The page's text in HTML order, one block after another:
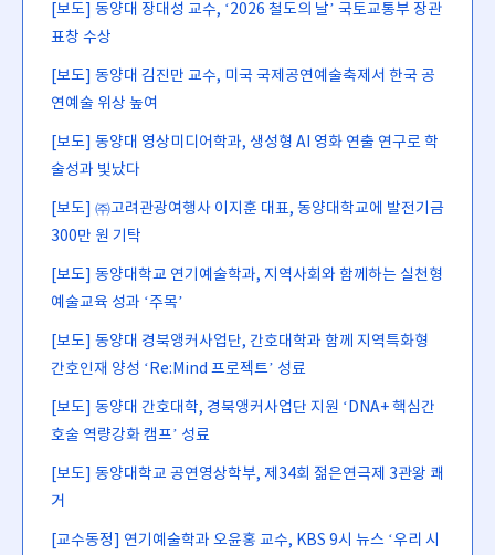
[보도] 동양대 장대성 교수, ‘2026 철도의 날’ 국토교통부 장관
표창 수상
[보도] 동양대 김진만 교수, 미국 국제공연예술축제서 한국 공
연예술 위상 높여
[보도] 동양대 영상미디어학과, 생성형 AI 영화 연출 연구로 학
술성과 빛났다
[보도] ㈜고려관광여행사 이지훈 대표, 동양대학교에 발전기금
300만 원 기탁
[보도] 동양대학교 연기예술학과, 지역사회와 함께하는 실천형
예술교육 성과 ‘주목’
[보도] 동양대 경북앵커사업단, 간호대학과 함께 지역특화형
간호인재 양성 ‘Re:Mind 프로젝트’ 성료
[보도] 동양대 간호대학, 경북앵커사업단 지원 ‘DNA+ 핵심간
호술 역량강화 캠프’ 성료
[보도] 동양대학교 공연영상학부, 제34회 젊은연극제 3관왕 쾌
거
[교수동정] 연기예술학과 오윤홍 교수, KBS 9시 뉴스 ‘우리 시